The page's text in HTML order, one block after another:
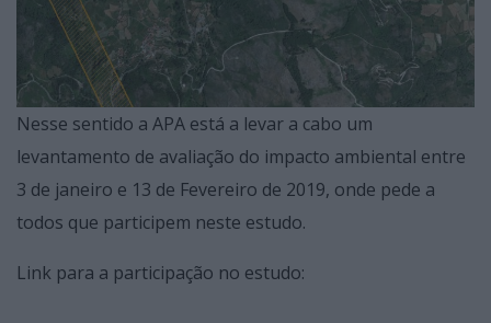
Nesse sentido a APA está a levar a cabo um
levantamento de avaliação do impacto ambiental entre
3 de janeiro e 13 de Fevereiro de 2019, onde pede a
todos que participem neste estudo.
Link para a participação no estudo: